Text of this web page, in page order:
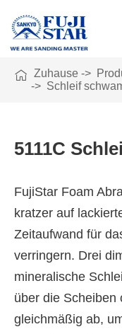
 Zuhause
Schleif
5111C
FujiStar Foam
kratzer auf
Zeitaufwand für
verringern. Drei
mineralische
über die Scheiben
gleichmäßig ab,